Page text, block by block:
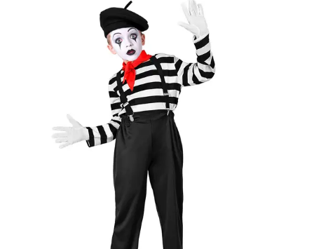
- Pán Péter
- Super Mario
- Flash